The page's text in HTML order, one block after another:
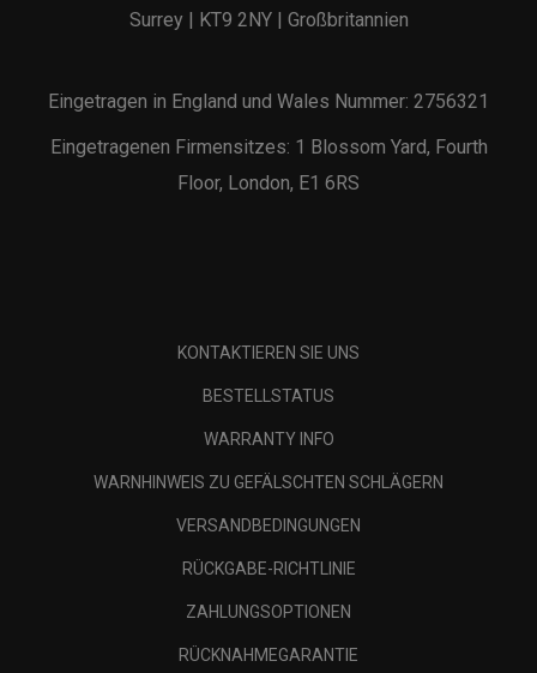
Surrey | KT9 2NY | Großbritannien
Eingetragen in England und Wales Nummer: 2756321
Eingetragenen Firmensitzes: 1 Blossom Yard, Fourth
Floor, London, E1 6RS
KONTAKTIEREN SIE UNS
BESTELLSTATUS
WARRANTY INFO
WARNHINWEIS ZU GEFÄLSCHTEN SCHLÄGERN
VERSANDBEDINGUNGEN
RÜCKGABE-RICHTLINIE
ZAHLUNGSOPTIONEN
RÜCKNAHMEGARANTIE